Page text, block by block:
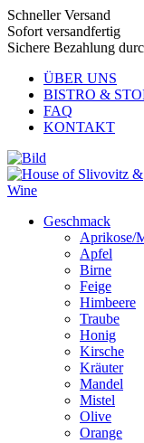
Schneller Versand
Sofort versandfertig
Sichere Bezahlung
ÜBER UNS
BISTRO &
FAQ
KONTAKT
Geschmack
Aprikose/
Apfel
Birne
Feige
Himbeere
Traube
Honig
Kirsche
Kräuter
Mandel
Mistel
Olive
Orange